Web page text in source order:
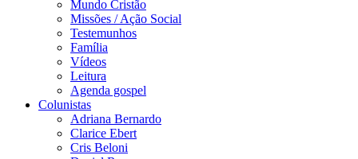
Mundo Cristão
Missões / Ação Social
Testemunhos
Família
Vídeos
Leitura
Agenda gospel
Colunistas
Adriana Bernardo
Clarice Ebert
Cris Beloni